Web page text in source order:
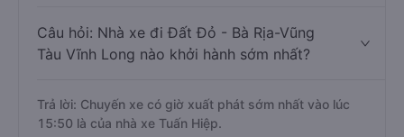
Câu hỏi: Nhà xe đi Đất Đỏ - Bà Rịa-Vũng
Tàu Vĩnh Long nào khởi hành sớm nhất?
Trả lời: Chuyến xe có giờ xuất phát sớm nhất vào lúc
15:50 là của nhà xe Tuấn Hiệp.